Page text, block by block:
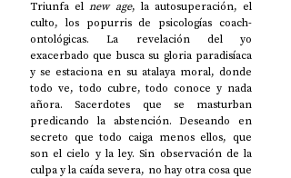
Triunfa el new age, la autosuperación, el
culto, los popurris de psicologías coach-
ontológicas. La revelación del yo
exacerbado que busca su gloria paradisíaca
y se estaciona en su atalaya moral, donde
todo ve, todo cubre, todo conoce y nada
añora. Sacerdotes que se masturban
predicando la abstención. Deseando en
secreto que todo caiga menos ellos, que
son el cielo y la ley. Sin observación de la
culpa y la caída severa, no hay otra cosa que